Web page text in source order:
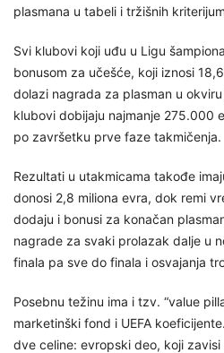
plasmana u tabeli i tržišnih
Svi klubovi koji uđu u Ligu
bonusom za učešće, koji iznosi
dolazi nagrada za plasman u
klubovi dobijaju najmanje 275.000
po završetku prve faze takmičenja.
Rezultati u utakmicama takođe
donosi 2,8 miliona evra, dok remi
dodaju i bonusi za konačan
nagrade za svaki prolazak dalje u
finala pa sve do finala i osvajanja
Posebnu težinu ima i tzv. “value
marketinški fond i UEFA
dve celine: evropski deo, koji